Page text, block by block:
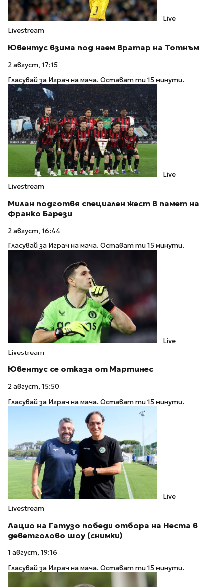
Live
Livestream
Ювентус взима под наем вратар на Тотнъм
2 август, 17:15
Гласувай за Играч на мача. Остават ти 15 минути.
Live
Livestream
Милан подготвя специален жест в памет на
Франко Барези
2 август, 16:44
Гласувай за Играч на мача. Остават ти 15 минути.
Live
Livestream
Ювентус се отказа от Мартинес
2 август, 15:50
Гласувай за Играч на мача. Остават ти 15 минути.
Live
Livestream
Лацио на Гатузо победи отбора на Неста в
деветголово шоу (снимки)
1 август, 19:16
Гласувай за Играч на мача. Остават ти 15 минути.